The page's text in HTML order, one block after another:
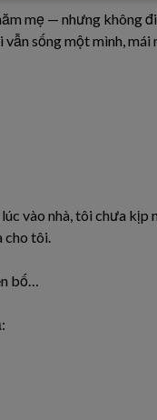
mẹ — nhưng không
sống một mình, mái
vào nhà, tôi chưa kịp
cho tôi.
bố…